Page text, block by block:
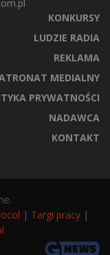
KONKURSY
LUDZIE RADIA
REKLAMA
MEDIALNY
PRYWATNOŚCI
NADAWCA
KONTAKT
| Targi pracy |